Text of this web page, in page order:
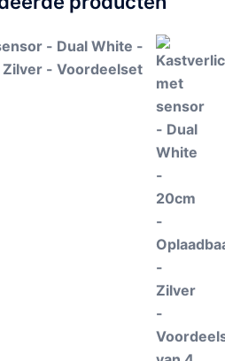
- Dual White -
- Voordeelset